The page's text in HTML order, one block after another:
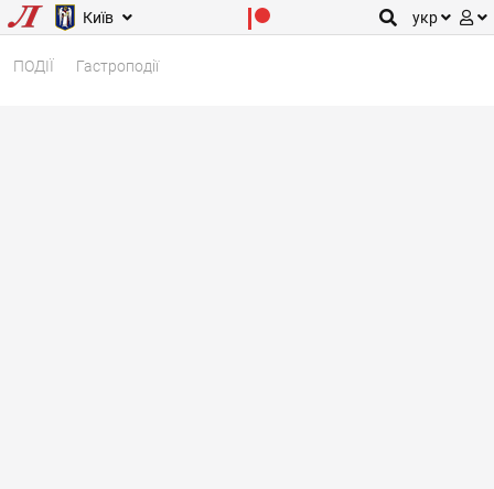
Київ укр
ПОДІЇ Гастроподії